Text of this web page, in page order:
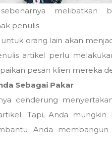
melibatkan
penulis.
orang lain akan
artikel perlu
pesan klien mereka
Sebagai Pakar
cenderung
Tapi, Anda mungkin
Anda membangun